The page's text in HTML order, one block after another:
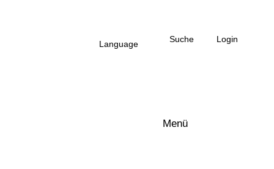
Language Suche Login
Menü